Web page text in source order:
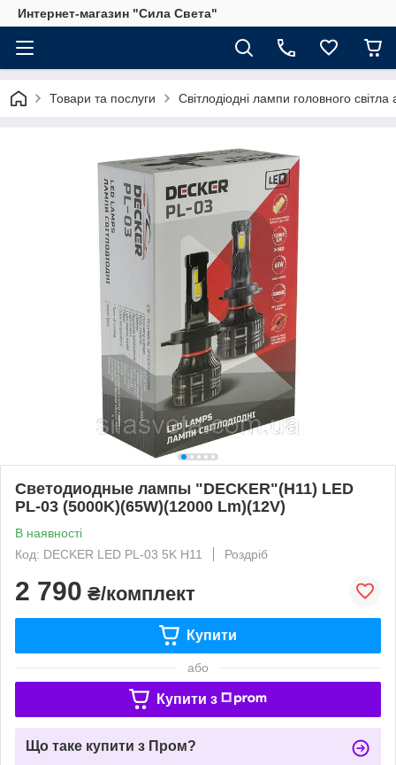
Интернет-магазин "Сила Света"
Товари та послуги Світлодіодні лампи головного світла
Светодиодные лампы "DECKER"(H11) LED
PL-03 (5000K)(65W)(12000 Lm)(12V)
В наявності
Код: DECKER LED PL-03 5K H11
Роздріб
2 790 ₴/комплект
Купити
або
Купити з
Що таке купити з Пром?